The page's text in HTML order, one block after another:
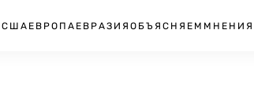
США ЕВРОПА ЕВРАЗИЯ ОБЪЯСНЯЕМ МНЕНИЯ